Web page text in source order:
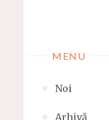
MENU
Noi
Arhivă